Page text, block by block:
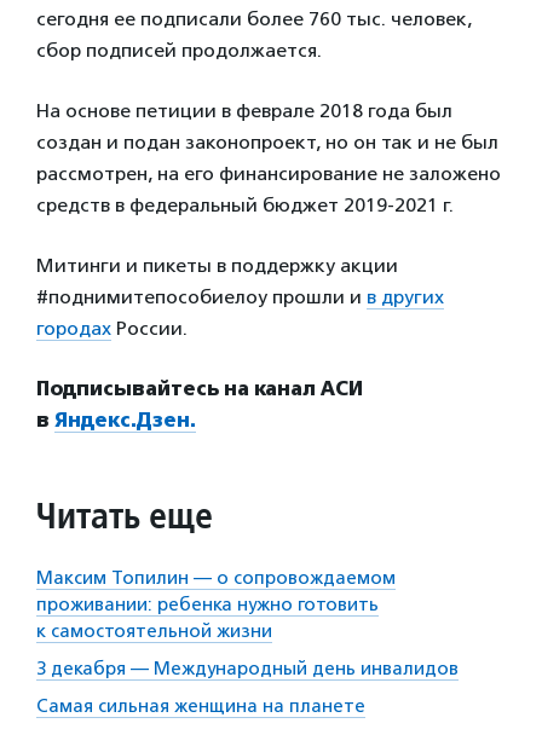
сегодня ее подписали более 760 тыс. человек,
сбор подписей продолжается.
На основе петиции в феврале 2018 года был
создан и подан законопроект, но он так и не был
рассмотрен, на его финансирование не заложено
средств в федеральный бюджет 2019-2021 г.
Митинги и пикеты в поддержку акции
#поднимитепособиелоу прошли и в других
городах России.
Подписывайтесь на канал АСИ
в Яндекс.Дзен.
Читать еще
Максим Топилин — о сопровождаемом
проживании: ребенка нужно готовить
к самостоятельной жизни
3 декабря — Международный день инвалидов
Самая сильная женщина на планете